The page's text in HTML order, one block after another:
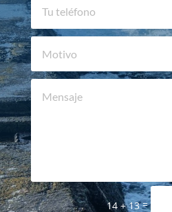
14 + 13=